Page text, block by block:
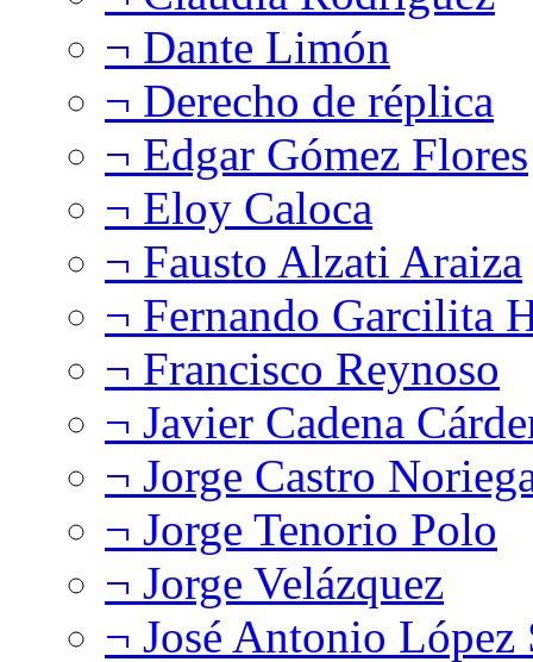
¬ Dante Limón
¬ Derecho de réplica
¬ Edgar Gómez Flores
¬ Eloy Caloca
¬ Fausto Alzati Araiza
¬ Fernando Garcilita
¬ Francisco Reynoso
¬ Javier Cadena
¬ Jorge Castro
¬ Jorge Tenorio Polo
¬ Jorge Velázquez
¬ José Antonio López